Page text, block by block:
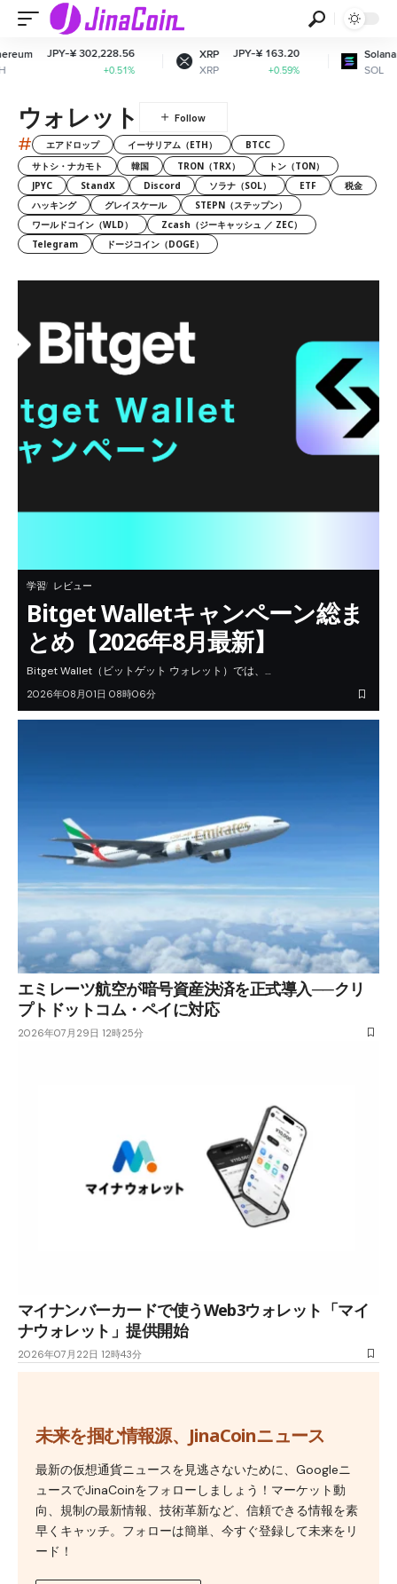
¥ 302,228.56 JPY-¥ 163.20
+0.59%
Solana
JPY-¥
ウォレット
# エアドロップ イーサリアム（ETH）
BTCC
サトシ・ナカモト
韓国 TRON（TRX）
トン（TON）
JPYC
StandX Discord ソラナ（SOL） ETF
税金
ハッキング
グレイスケール
STEPN（ステップン）
ワールドコイン（WLD）
Zcash（ジーキャッシュ ／ ZEC）
Telegram
ドージコイン（DOGE）
学習 レビュー
Bitget Walletキャンペーン総ま
とめ【2026年8月最新】
Bitget Wallet（ビットゲット ウォレット）では、…
2026年08月01日 08時06分
エミレーツ航空が暗号資産決済を正式導入──クリ
プトドットコム・ペイに対応
2026年07月29日 12時25分
マイナンバーカードで使うWeb3ウォレット「マイ
ナウォレット」提供開始
2026年07月22日 12時43分
未来を掴む情報源、JinaCoinニュース
最新の仮想通貨ニュースを見逃さないために、Googleニ
ュースでJinaCoinをフォローしましょう！マーケット動
向、規制の最新情報、技術革新など、信頼できる情報を素
早くキャッチ。フォローは簡単、今すぐ登録して未来をリ
ード！